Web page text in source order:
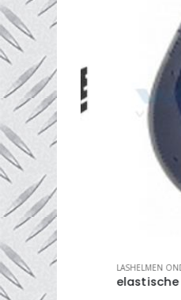
LASHELMEN
elastische